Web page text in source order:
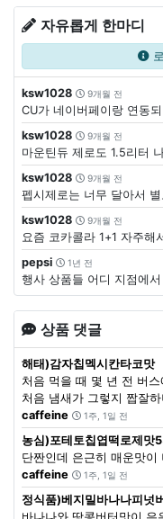
자유롭게 한마디
ksw1028 9개월 전
CU가 네이버페이랑 연동
ksw1028
9개월 전
마운틴듀 제로도 1.5리터
ksw1028
9개월 전
펩시제로는 너무 달아서
ksw1028
9개월 전
요즘 코카콜라 1+1 자주해
pepsi
1년 전
행사 상품들 어디 지점에
상품 댓글
해태)감자칩멕시칸타코맛
처음 먹을 때 몇 년 전 버
처음 냄새가 그렇지 짭잘
caffeine
1주, 1일 전
농심)포테토칩엽떡로제맛
단짠인데 은근히 매운맛이
caffeine
1주, 1일 전
정식품)베지밀바나나피넛